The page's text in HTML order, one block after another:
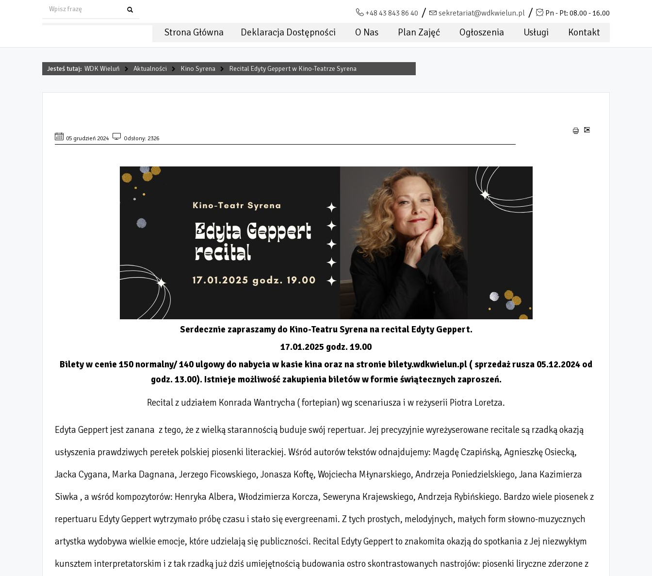
+48 43 843 86 40 sekretariat@wdkwielun.pl Pn - Pt: 08.00 - 16.00
Strona Główna Deklaracja Dostępności O Nas Plan Zajęć Ogłoszenia Usługi Kontakt
Jesteś tutaj: WDK Wieluń Aktualności Kino Syrena Recital Edyty Geppert w Kino-Teatrze Syrena
05 grudzień 2024 Odsłony: 2326
Serdecznie zapraszamy do Kino-Teatru Syrena na recital Edyty Geppert.
17.01.2025 godz. 19.00
Bilety w cenie 150 normalny/ 140 ulgowy do nabycia w kasie kina oraz na stronie bilety.wdkwielun.pl ( sprzedaż rusza 05.12.2024 od
godz. 13.00). Istnieje możliwość zakupienia biletów w formie świątecznych zaproszeń.
Recital z udziałem Konrada Wantrycha ( fortepian) wg scenariusza i w reżyserii Piotra Loretza.
Edyta Geppert jest zanana z tego, że z wielką starannością buduje swój repertuar. Jej precyzyjnie wyreżyserowane recitale są rzadką okazją
usłyszenia prawdziwych perełek polskiej piosenki literackiej. Wśród autorów tekstów odnajdujemy: Magdę Czapińską, Agnieszkę Osiecką,
Jacka Cygana, Marka Dagnana, Jerzego Ficowskiego, Jonasza Koftę, Wojciecha Młynarskiego, Andrzeja Poniedzielskiego, Jana Kazimierza
Siwka , a wśród kompozytorów: Henryka Albera, Włodzimierza Korcza, Seweryna Krajewskiego, Andrzeja Rybińskiego. Bardzo wiele piosenek z
repertuaru Edyty Geppert wytrzymało próbę czasu i stało się evergreenami. Z tych prostych, melodyjnych, małych form słowno-muzycznych
artystka wydobywa wielkie emocje, które udzielają się publiczności. Recital Edyty Geppert to znakomita okazją do spotkania z Jej niezwykłym
kunsztem interpretatorskim i z tak rzadką już dziś umiejętnością budowania ostro skontrastowanych nastrojów: piosenki liryczne zderzone z